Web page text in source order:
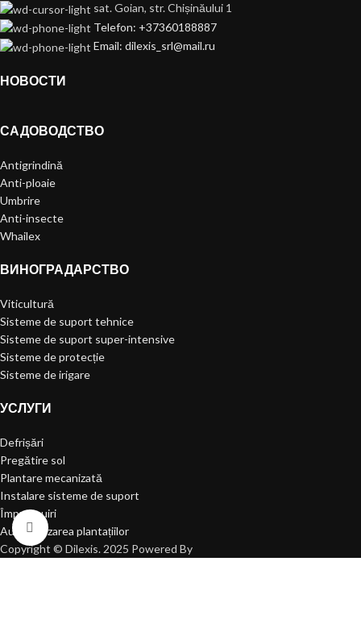
Click to enlarge
sat. Goian, str. Chișinăului 1
Telefon: +37360188887
Email: dilexis_srl@mail.ru
НОВОСТИ
САДОВОДСТВО
Antigrindină
Anti-ploaie
Umbrire
Anti-insecte
Whailex
ВИНОГРАДАРСТВО
Viticultură
Sisteme de suport tehnice
Sisteme de suport super-intensive
Sisteme de protecție
Sisteme de irigare
УСЛУГИ
Defrișări
Pregătire sol
Plantare mecanizată
Instalare sisteme de suport
Împrejmuiri
Automatizarea plantațiilor
Copyright © Dilexis. 2025 Powered By